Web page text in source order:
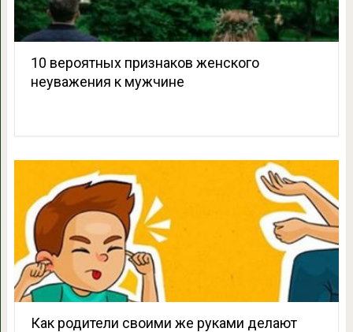
10 вероятных признаков женского
неуважения к мужчине
Как родители своими же руками делают